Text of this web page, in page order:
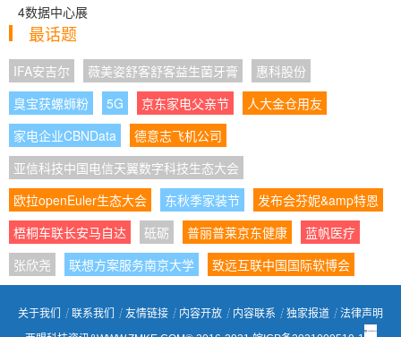
4数据中心展
最话题
IFA安吉尔 薇美姿舒客舒客益生菌牙膏
惠科股份
臭宝获螺蛳粉
5G 京东家电父亲节
人大金仓用友
家电企业CBNData
德意志飞机公司
亚信科技中国电信天翼数字科技生态大会
欧拉openEuler生态大会
东秋季家装节
发布会芬妮&amp特恩
梧桐车联长安马自达
砥砺 普丽普莱京东健康
蓝帆医疗
张欣尧
联想方案服务南京大学 致远互联中国国际软博会
关于我们 ┊ 联系我们 ┊ 友情链接 ┊ 内容开放 ┊ 内容联系 ┊ 独家报道 ┊ 法律声明